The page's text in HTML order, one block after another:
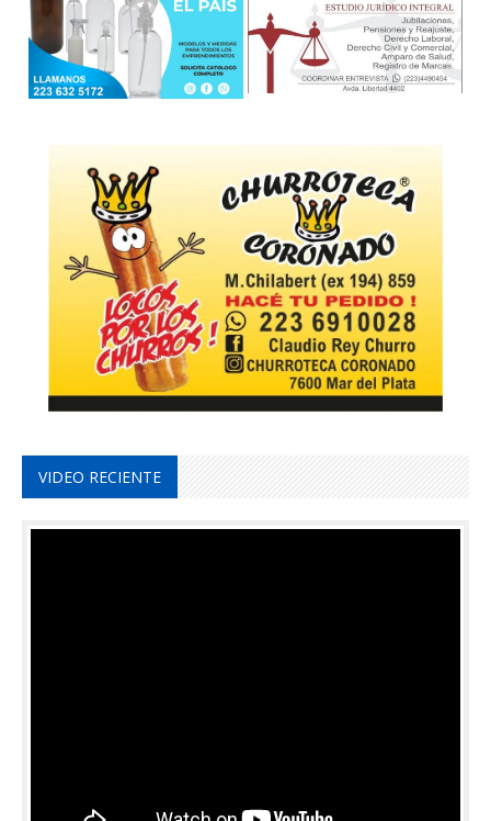
VIDEO RECIENTE